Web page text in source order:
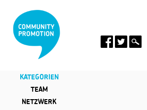
KATEGORIEN
TEAM
NETZWERK